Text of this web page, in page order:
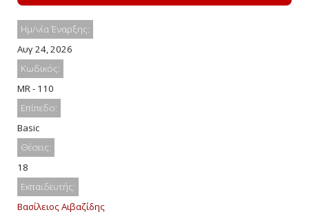
Ημ/νία Έναρξης:
Αυγ 24, 2026
Κωδικός:
MR - 110
Επίπεδο:
Basic
Θέσεις:
18
Εκπαιδευτής:
Βασίλειος Αιβαζίδης